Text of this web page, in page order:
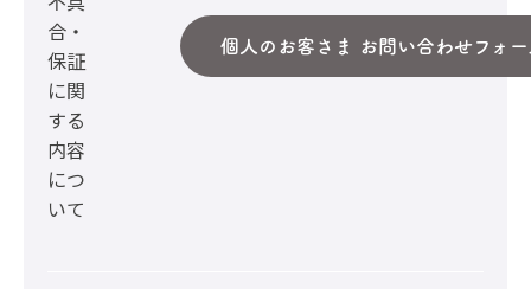
合・
保証
に関
する
内容
につ
いて
個人のお客さま お問い合わせフォー